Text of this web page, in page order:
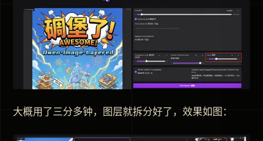
大概用了三分多钟，图层就拆分好了，效果如图：